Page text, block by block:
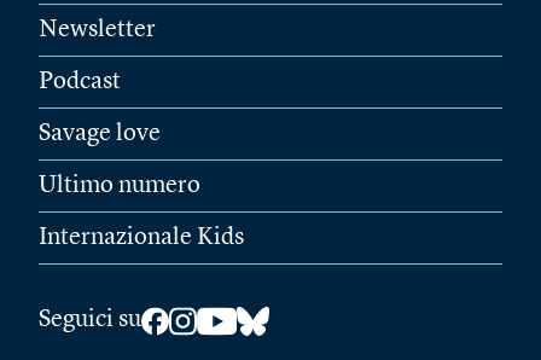
Newsletter
Podcast
Savage love
Ultimo numero
Internazionale Kids
Seguici su